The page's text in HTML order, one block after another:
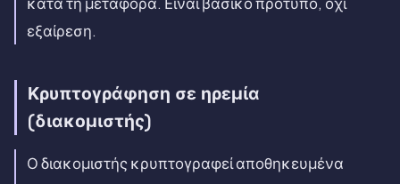
εξαίρεση.
Κρυπτογράφηση σε ηρεμία
(διακομιστής)
Ο διακομιστής κρυπτογραφεί αποθηκευμένα